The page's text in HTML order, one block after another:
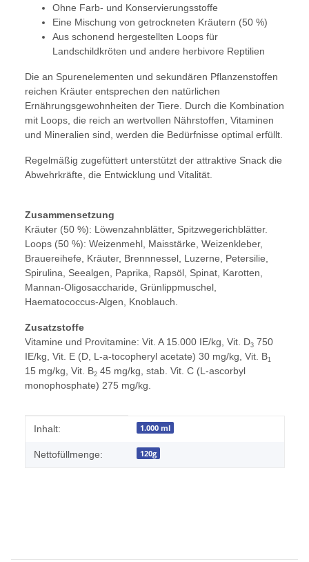
Ohne Farb- und Konservierungsstoffe
Eine Mischung von getrockneten Kräutern (50 %)
Aus schonend hergestellten Loops für
Landschildkröten und andere herbivore Reptilien
Die an Spurenelementen und sekundären Pflanzenstoffen
reichen Kräuter entsprechen den natürlichen
Ernährungsgewohnheiten der Tiere. Durch die Kombination
mit Loops, die reich an wertvollen Nährstoffen, Vitaminen
und Mineralien sind, werden die Bedürfnisse optimal erfüllt.
Regelmäßig zugefüttert unterstützt der attraktive Snack die
Abwehrkräfte, die Entwicklung und Vitalität.
Zusammensetzung
Kräuter (50 %): Löwenzahnblätter, Spitzwegerichblätter.
Loops (50 %): Weizen­mehl, Maisstärke, Weizenkleber,
Brauerei­hefe, Kräuter, Brenn­nessel, Luzerne, Petersilie,
Spirulina, Seealgen, Paprika, Rapsöl, Spinat, Karotten,
Mannan-Oligo­saccharide, Grün­lipp­muschel,
Haematococcus-Algen, Knoblauch.
Zusatzstoffe
Vitamine und Provitamine: Vit. A 15.000 IE/kg, Vit. D3 750
IE/kg, Vit. E (D, L-a-tocopheryl acetate) 30 mg/kg, Vit. B1
15 mg/kg, Vit. B2 45 mg/kg, stab. Vit. C (L-ascorbyl
monophosphate) 275 mg/kg.
Produkteigenschaft
Wert
Inhalt: 1.000 ml
Nettofüllmenge: 120g